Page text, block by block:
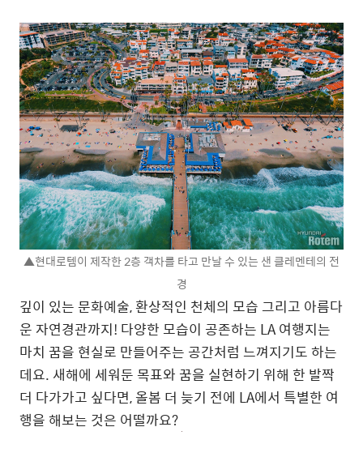
▲현대로템이 제작한 2층 객차를 타고 만날 수 있는 샌 클레멘테의 전
경
깊이 있는 문화예술, 환상적인 천체의 모습 그리고 아름다
운 자연경관까지! 다양한 모습이 공존하는 LA 여행지는
마치 꿈을 현실로 만들어주는 공간처럼 느껴지기도 하는
데요. 새해에 세워둔 목표와 꿈을 실현하기 위해 한 발짝
더 다가가고 싶다면, 올봄 더 늦기 전에 LA에서 특별한 여
행을 해보는 것은 어떨까요?